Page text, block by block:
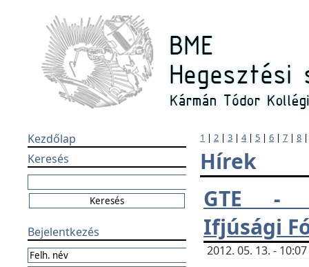
Kezdőlap
Keresés
Bejelentkezés
1 | 2 | 3 | 4| 5 | 6 | 7 | 8
Hírek
GTE -
Ifjúsági
2012. 05. 13. -